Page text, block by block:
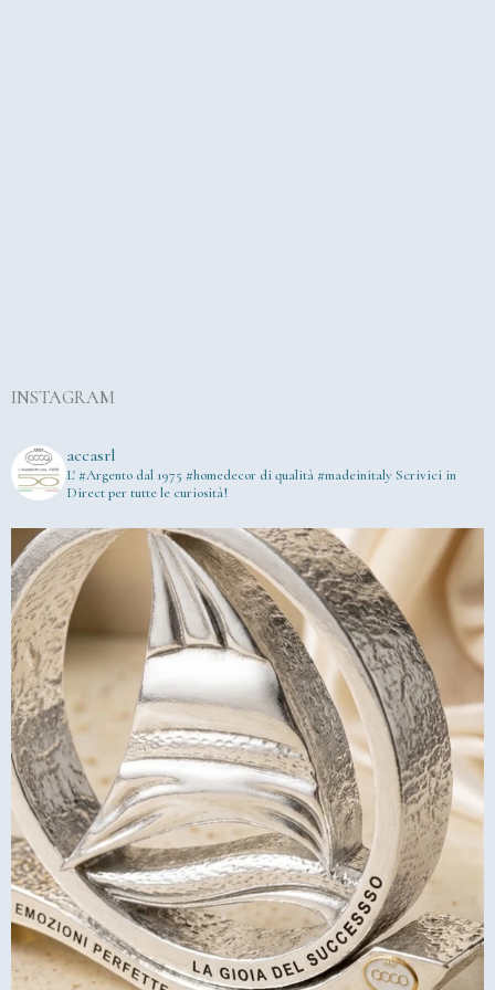
INSTAGRAM
accasrl
L' #Argento dal 1975 #homedecor di qualità #madeinitaly Scrivici in
Direct per tutte le curiosità!